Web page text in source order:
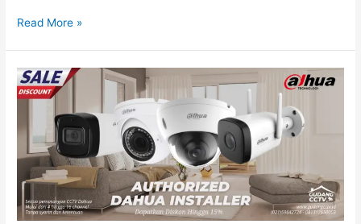
Read More »